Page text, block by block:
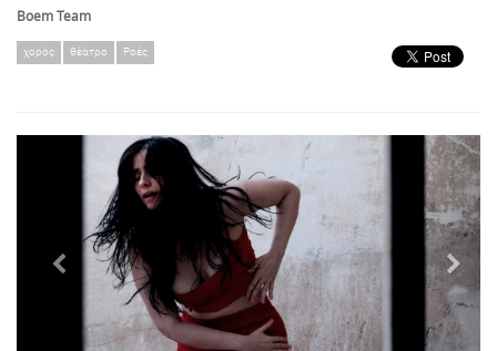
Boem Team
χορός θέατρο Ροές
Previous Next